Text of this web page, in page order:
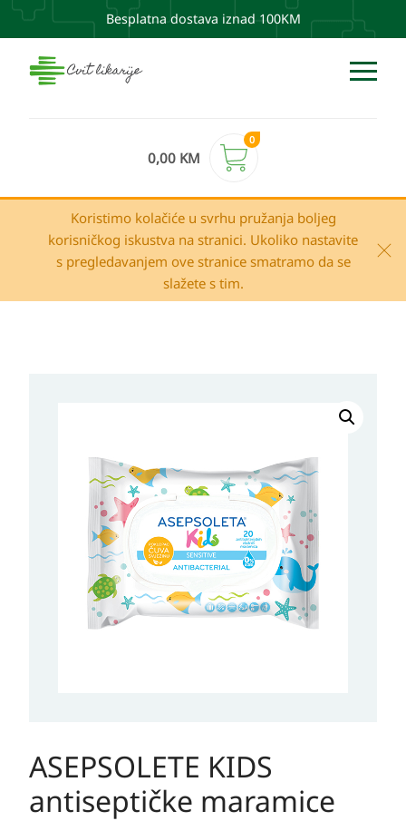
Besplatna dostava iznad 100KM
0,00 KM
0
Koristimo kolačiće u svrhu pružanja boljeg
korisničkog iskustva na stranici. Ukoliko nastavite
s pregledavanjem ove stranice smatramo da se
slažete s tim.
ASEPSOLETE KIDS
antiseptičke maramice